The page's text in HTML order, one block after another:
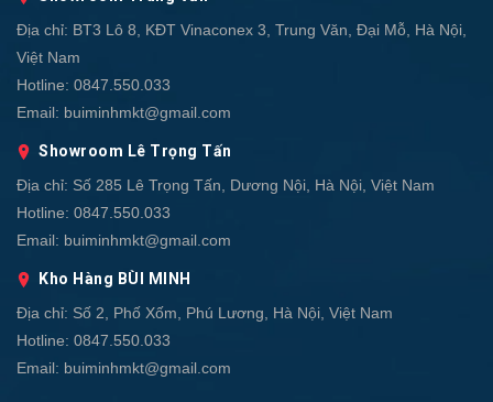
Địa chỉ: BT3 Lô 8, KĐT Vinaconex 3, Trung Văn, Đại Mỗ, Hà Nội,
Việt Nam
Hotline: 0847.550.033
Email: buiminhmkt@gmail.com
Showroom Lê Trọng Tấn
Địa chỉ: Số 285 Lê Trọng Tấn, Dương Nội, Hà Nội, Việt Nam
Hotline: 0847.550.033
Email: buiminhmkt@gmail.com
Kho Hàng BÙI MINH
Địa chỉ: Số 2, Phố Xốm, Phú Lương, Hà Nội, Việt Nam
Hotline: 0847.550.033
Email: buiminhmkt@gmail.com